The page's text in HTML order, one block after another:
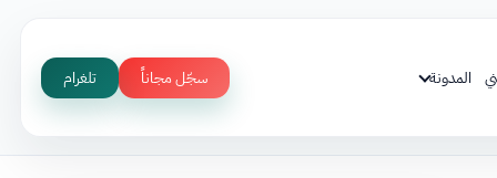
المدونة سجّل مجاناً تلغرام